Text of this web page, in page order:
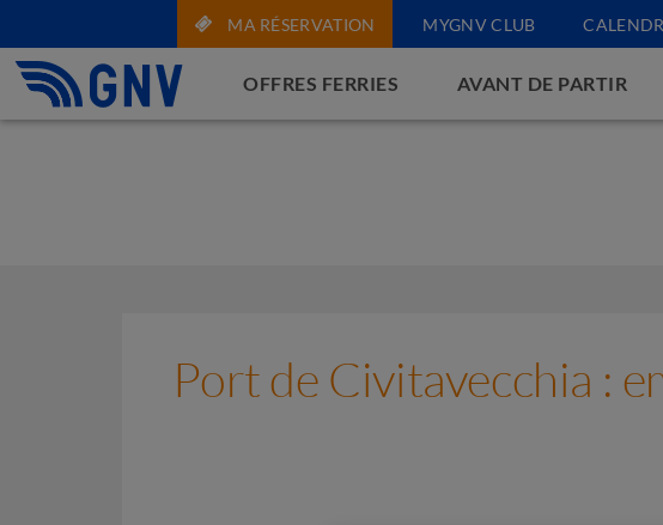
MA RÉSERVATION MYGNV CLUB
OFFRES FERRIES AVANT DE PARTIR
Port de Civitavecchia :